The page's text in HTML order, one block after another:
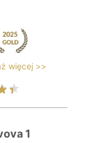
więcej >>
1